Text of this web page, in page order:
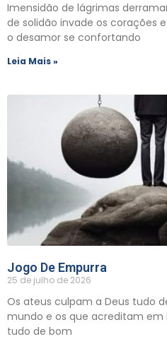
Imensidão de lágrimas
de solidão invade os corações
o desamor se confortando
Leia Mais »
Jogo De Empurra
25 de julho de 2026
Os ateus culpam a Deus tudo
mundo e os que acreditam em
tudo de bom